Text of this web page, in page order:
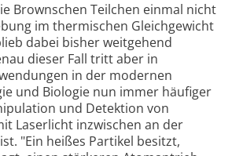
Brownschen Teilchen einmal nicht
im thermischen Gleichgewicht
dabei bisher weitgehend
dieser Fall tritt aber in
in der modernen
und Biologie nun immer häufiger
und Detektion von
Laserlicht inzwischen an der
"Ein heißes Partikel besitzt,